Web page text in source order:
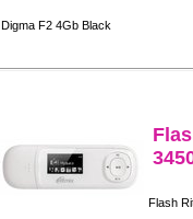
Digma F2 4Gb Black
Flash